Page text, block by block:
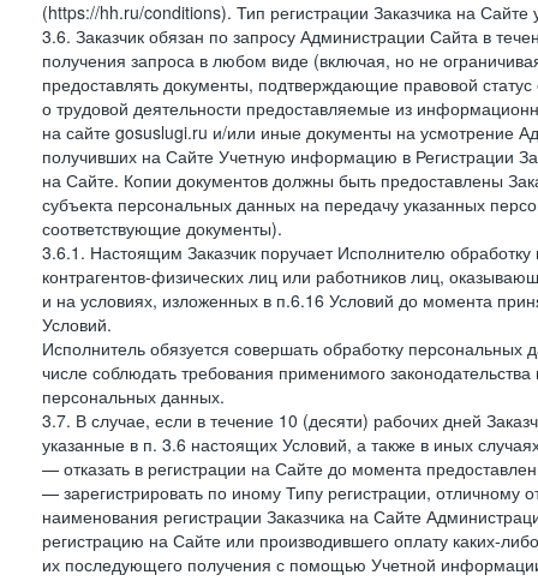
(https://hh.ru/conditions). Тип регистрации Заказчика на
3.6. Заказчик обязан по запросу Администрации Сайта в
получения запроса в любом виде (включая, но не
предоставлять документы, подтверждающие правовой
о трудовой деятельности предоставляемые из
на сайте gosuslugi.ru и/или иные документы на усмотрение
получивших на Сайте Учетную информацию в Регистрации
на Сайте. Копии документов должны быть предоставлены
субъекта персональных данных на передачу указанных
соответствующие документы).
3.6.1. Настоящим Заказчик поручает Исполнителю
контрагентов-физических лиц или работников лиц,
и на условиях, изложенных в п.6.16 Условий до момента
Условий.
Исполнитель обязуется совершать обработку
числе соблюдать требования применимого
персональных данных.
3.7. В случае, если в течение 10 (десяти) рабочих дней
указанные в п. 3.6 настоящих Условий, а также в иных
— отказать в регистрации на Сайте до момента
— зарегистрировать по иному Типу регистрации, отличному
наименования регистрации Заказчика на Сайте
регистрацию на Сайте или производившего оплату каких-
их последующего получения с помощью Учетной